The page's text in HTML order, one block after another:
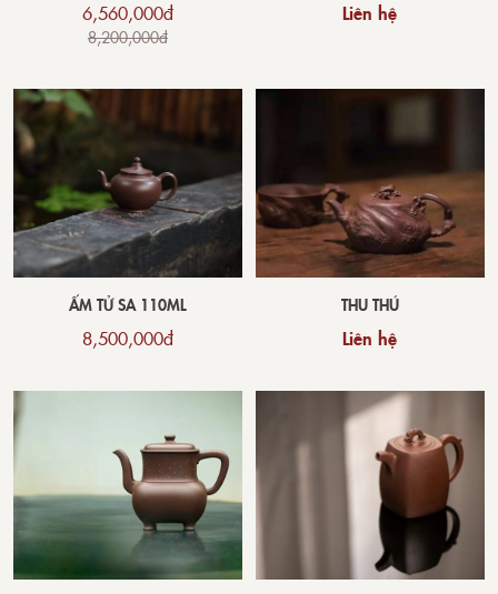
6,560,000đ
8,200,000đ
Liên hệ
ẤM TỬ SA 110ML
8,500,000đ
THU THÚ
Liên hệ